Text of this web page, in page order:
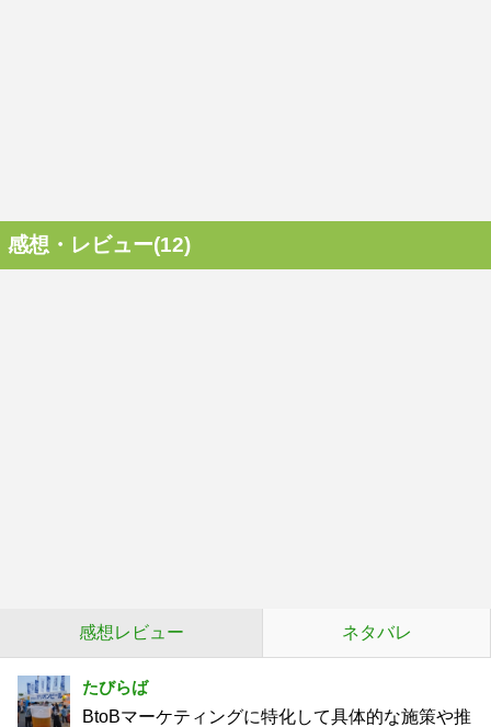
感想・レビュー(12)
感想レビュー ネタバレ
たびらば
BtoBマーケティングに特化して具体的な施策や推